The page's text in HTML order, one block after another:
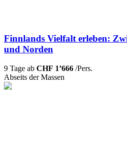
Finnlands Vielfalt erleben:
und Norden
9 Tage ab CHF 1’666 /Pers.
Abseits der Massen